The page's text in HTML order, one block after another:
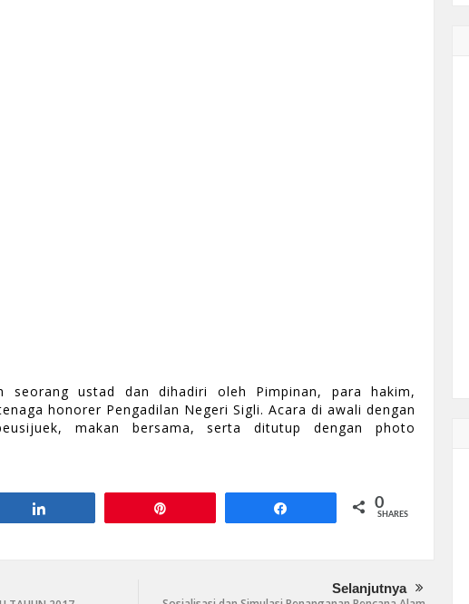
seorang ustad dan dihadiri oleh Pimpinan, para hakim,
honorer Pengadilan Negeri Sigli. Acara di awali dengan
makan bersama, serta ditutup dengan photo
0
SHARES
Selanjutnya